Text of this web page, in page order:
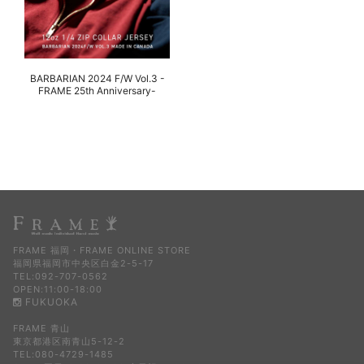
BARBARIAN 2024 F/W Vol.3 -
FRAME 25th Anniversary-
FRAME 福岡・FRAME ONLINE STORE
福岡県福岡市中央区白金2-5-17
TEL:092-707-0562
OPEN:11:00-18:00
FUKUOKA
FRAME 青山
東京都港区南青山5-12-2
TEL:080-4729-1485